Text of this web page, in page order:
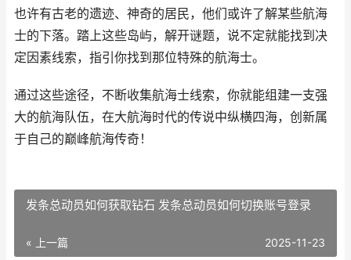
也许有古老的遗迹、神奇的居民，他们或许了解某些航海
士的下落。踏上这些岛屿，解开谜题，说不定就能找到决
定因素线索，指引你找到那位特殊的航海士。
通过这些途径，不断收集航海士线索，你就能组建一支强
大的航海队伍，在大航海时代的传说中纵横四海，创新属
于自己的巅峰航海传奇！
发条总动员如何获取钻石 发条总动员如何切换账号登录
« 上一篇 2025-11-23